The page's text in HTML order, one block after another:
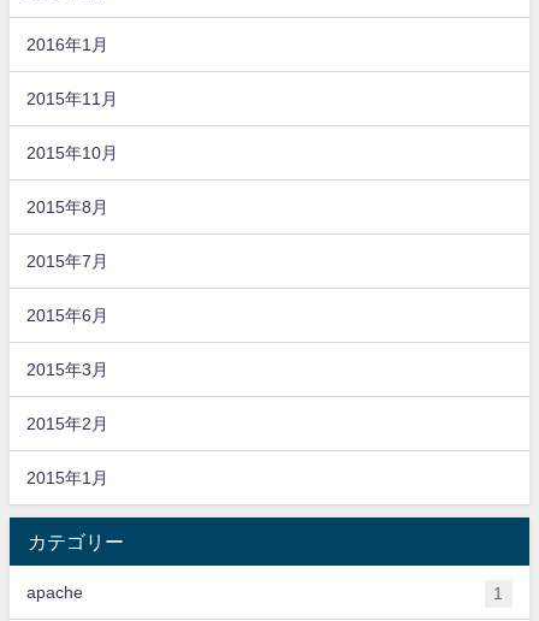
2016年1月
2015年11月
2015年10月
2015年8月
2015年7月
2015年6月
2015年3月
2015年2月
2015年1月
カテゴリー
apache 1